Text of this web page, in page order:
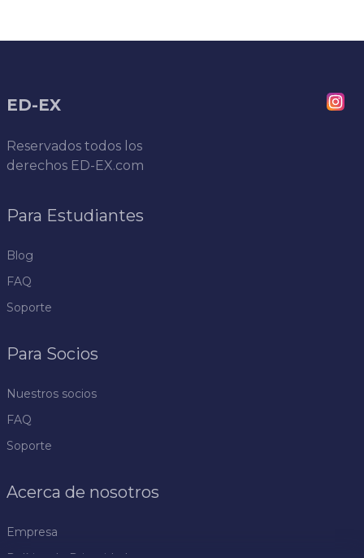
ED-EX
Reservados todos los
derechos ED-EX.com
Para Estudiantes
Blog
FAQ
Soporte
Para Socios
Nuestros socios
FAQ
Soporte
Acerca de nosotros
Empresa